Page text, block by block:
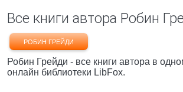
Все книги автора Робин
РОБИН ГРЕЙДИ
Робин Грейди - все книги автора в
онлайн библиотеки LibFox.